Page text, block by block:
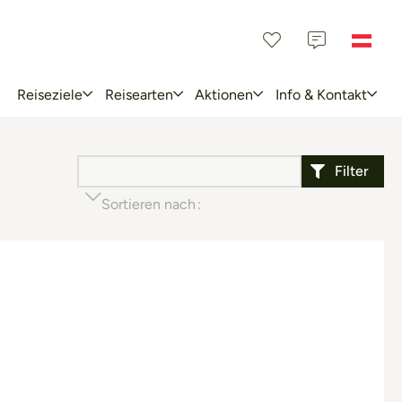
Reiseziele Reisearten Aktionen Info & Kontakt
Filter
Sortieren nach